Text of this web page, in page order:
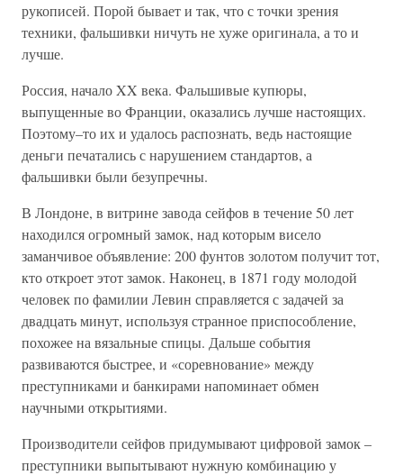
рукописей. Порой бывает и так, что с точки зрения
техники, фальшивки ничуть не хуже оригинала, а то и
лучше.
Россия, начало XX века. Фальшивые купюры,
выпущенные во Франции, оказались лучше настоящих.
Поэтому–то их и удалось распознать, ведь настоящие
деньги печатались с нарушением стандартов, а
фальшивки были безупречны.
В Лондоне, в витрине завода сейфов в течение 50 лет
находился огромный замок, над которым висело
заманчивое объявление: 200 фунтов золотом получит тот,
кто откроет этот замок. Наконец, в 1871 году молодой
человек по фамилии Левин справляется с задачей за
двадцать минут, используя странное приспособление,
похожее на вязальные спицы. Дальше события
развиваются быстрее, и «соревнование» между
преступниками и банкирами напоминает обмен
научными открытиями.
Производители сейфов придумывают цифровой замок –
преступники выпытывают нужную комбинацию у